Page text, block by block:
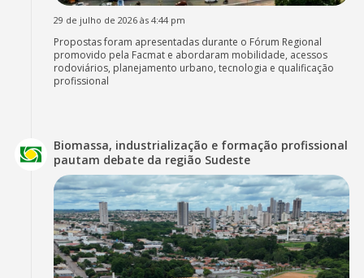
29 de julho de 2026 às 4:44 pm
Propostas foram apresentadas durante o Fórum Regional
promovido pela Facmat e abordaram mobilidade, acessos
rodoviários, planejamento urbano, tecnologia e qualificação
profissional
Biomassa, industrialização e formação profissional
pautam debate da região Sudeste